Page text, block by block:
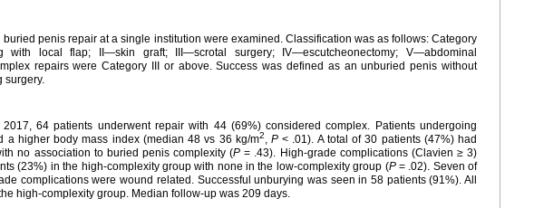
buried penis repair at a single institution were examined. Classification was as follows: Category
with local flap; II—skin graft; III—scrotal surgery; IV—escutcheonectomy; V—abdominal
repairs were Category III or above. Success was defined as an unburied penis without
surgery.
64 patients underwent repair with 44 (69%) considered complex. Patients undergoing
a higher body mass index (median 48 vs 36 kg/m2 P< .01). A total of 30 patients (47%) had
no association to buried penis complexity (P = .43). High-grade complications (Clavien ≥ 3)
(23%) in the high-complexity group with none in the low-complexity group (P= .02). Seven of
complications were wound related. Successful unburying was seen in 58 patients (91%). All
high-complexity group. Median follow-up was 209 days.